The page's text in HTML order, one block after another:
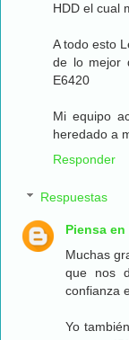
HDD el cual
A todo esto
de lo mejor
E6420
Mi equipo
heredado a
Responder
Respuestas
Piensa
Muchas
que nos
confianza
Yo